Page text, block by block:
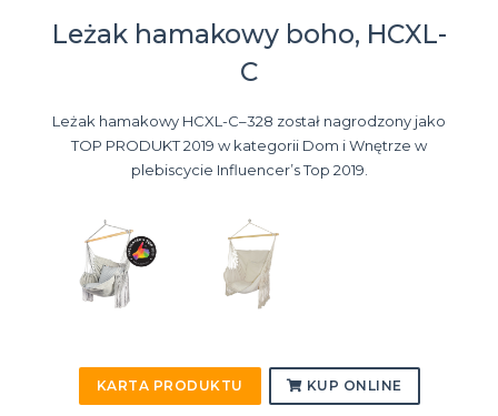
Leżak hamakowy boho, HCXL-
C
Leżak hamakowy HCXL-C–328 został nagrodzony jako
TOP PRODUKT 2019 w kategorii Dom i Wnętrze w
plebiscycie Influencer’s Top 2019.
KARTA PRODUKTU KUP ONLINE